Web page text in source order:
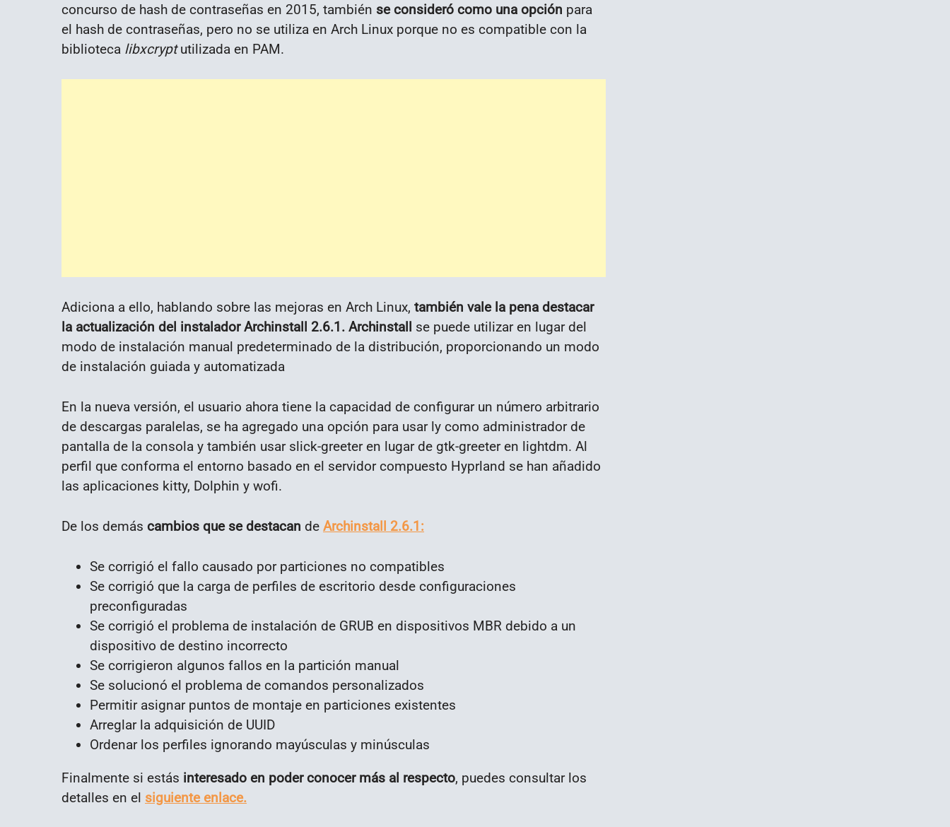
concurso de hash de contraseñas en 2015, también se consideró como una opción para
el hash de contraseñas, pero no se utiliza en Arch Linux porque no es compatible con la
biblioteca libxcryptutilizada en PAM.
Adiciona a ello, hablando sobre las mejoras en Arch Linux, también vale la pena destacar
la actualización del instalador Archinstall 2.6.1. Archinstall se puede utilizar en lugar del
modo de instalación manual predeterminado de la distribución, proporcionando un modo
de instalación guiada y automatizada
En la nueva versión, el usuario ahora tiene la capacidad de configurar un número arbitrario
de descargas paralelas, se ha agregado una opción para usar ly como administrador de
pantalla de la consola y también usar slick-greeter en lugar de gtk-greeter en lightdm. Al
perfil que conforma el entorno basado en el servidor compuesto Hyprland se han añadido
las aplicaciones kitty, Dolphin y wofi.
De los demás cambios que se destacan de Archinstall 2.6.1:
Se corrigió el fallo causado por particiones no compatibles
Se corrigió que la carga de perfiles de escritorio desde configuraciones
preconfiguradas
Se corrigió el problema de instalación de GRUB en dispositivos MBR debido a un
dispositivo de destino incorrecto
Se corrigieron algunos fallos en la partición manual
Se solucionó el problema de comandos personalizados
Permitir asignar puntos de montaje en particiones existentes
Arreglar la adquisición de UUID
Ordenar los perfiles ignorando mayúsculas y minúsculas
Finalmente si estás interesado en poder conocer más al respecto, puedes consultar los
detalles en el siguiente enlace.